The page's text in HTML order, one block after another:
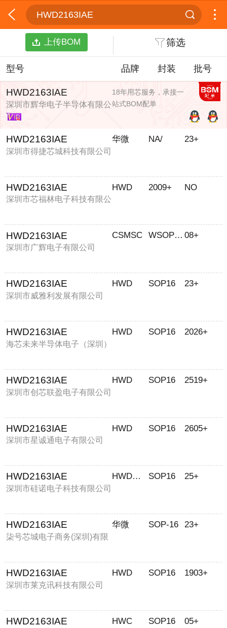
HWD2163IAE
上传BOM 筛选
型号 品牌 封装 批号
HWD2163IAE
深圳市辉华电子半导体有限公
司
18年用芯服务，承接一
站式BOM配单
HWD2163IAE
深圳市得捷芯城科技有限公司
华微 NA/ 23+
HWD2163IAE
深圳市芯福林电子科技有限公
HWD 2009+ NO
HWD2163IAE
深圳市广辉电子有限公司
CSMSC WSOP-16 08+
HWD2163IAE
深圳市威雅利发展有限公司
HWD SOP16 23+
HWD2163IAE
海芯未来半导体电子（深圳）
HWD SOP16 2026+
HWD2163IAE
深圳市创芯联盈电子有限公司
HWD SOP16 2519+
HWD2163IAE
深圳市星诚通电子有限公司
HWD SOP16 2605+
HWD2163IAE
深圳市硅诺电子科技有限公司
HWD华微 SOP16 25+
HWD2163IAE
柒号芯城电子商务(深圳)有限
华微 SOP-16 23+
HWD2163IAE
深圳市莱克讯科技有限公司
HWD SOP16 1903+
HWD2163IAE HWC SOP16 05+